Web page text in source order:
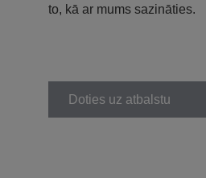
to, kā ar mums sazināties.
Doties uz atbalstu